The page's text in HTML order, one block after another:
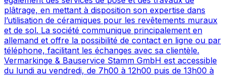
plâtrage, en mettant à disposition son expertise dans
l’utilisation de céramiques pour les revêtements muraux
et de sol. La société communique principalement en
allemand et offre la possibilité de contact en ligne ou par
téléphone, facilitant les échanges avec sa clientèle.
Vermarkinge & Bauservice Stamm GmbH est accessible
du lundi au vendredi, de 7h00 à 12h00 puis de 13h00 à